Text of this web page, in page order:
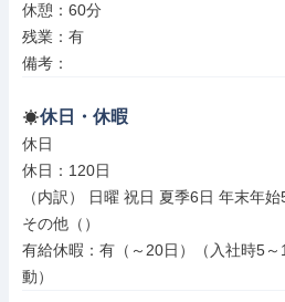
休憩：60分
残業：有
備考：
休日・休暇
休日
休日：120日
（内訳） 日曜 祝日 夏季6日 年末年始
その他（）
有給休暇：有（～20日）（入社時5
動）